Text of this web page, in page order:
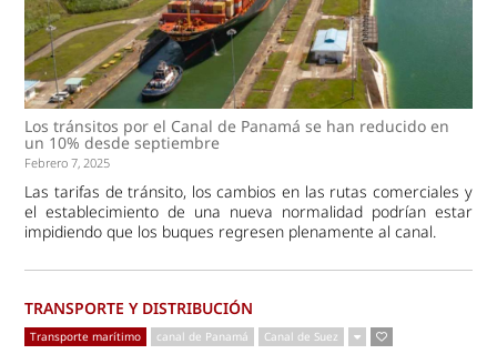
Los tránsitos por el Canal de Panamá se han reducido en
un 10% desde septiembre
Febrero 7, 2025
Las tarifas de tránsito, los cambios en las rutas comerciales y
el establecimiento de una nueva normalidad podrían estar
impidiendo que los buques regresen plenamente al canal.
TRANSPORTE Y DISTRIBUCIÓN
Transporte marítimo canal de Panamá Canal de Suez